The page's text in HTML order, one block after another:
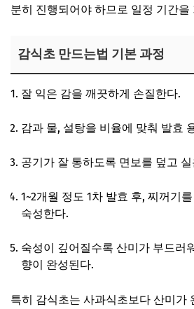
분히 진행되어야 하므로 일정 기간을
감식초 만드는법 기본 과정
잘 익은 감을 깨끗하게 손질한다.
감과 물, 설탕을 비율에 맞춰 발효
공기가 잘 통하도록 면보를 덮고
1~2개월 정도 1차 발효 후, 찌꺼기
숙성한다.
숙성이 깊어질수록 산미가 부드러
향이 완성된다.
특히 감식초는 사과식초보다 산미가